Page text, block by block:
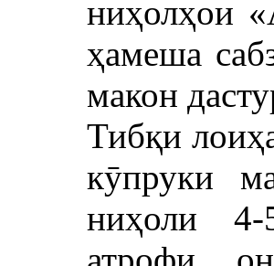
ниҳолҳои
ҳамеша
макон
Тибқи
кӯпруки
ниҳоли